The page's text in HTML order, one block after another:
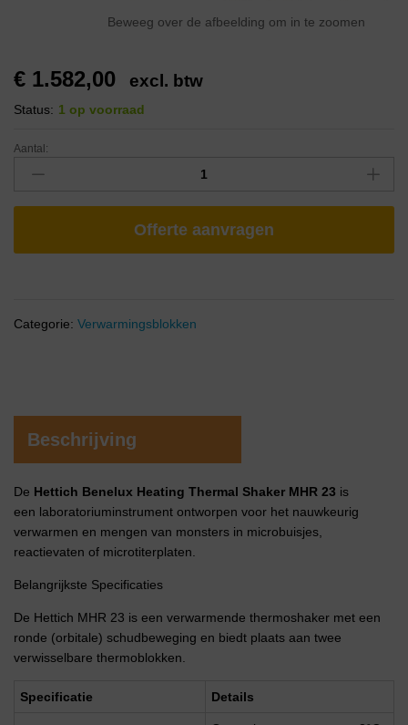
Beweeg over de afbeelding om in te zoomen
€ 1.582,00 excl. btw
Status: 1 op voorraad
Aantal:
Offerte aanvragen
Categorie: Verwarmingsblokken
Beschrijving
De Hettich Benelux Heating Thermal Shaker MHR 23 is
een laboratoriuminstrument ontworpen voor het nauwkeurig
verwarmen en mengen van monsters in microbuisjes,
reactievaten of microtiterplaten.
Belangrijkste Specificaties
De Hettich MHR 23 is een verwarmende thermoshaker met een
ronde (orbitale) schudbeweging en biedt plaats aan twee
verwisselbare thermoblokken.
Specificatie Details